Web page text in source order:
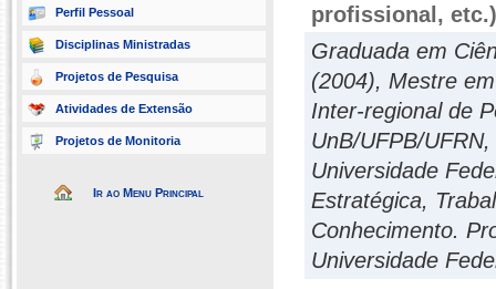
Perfil Pessoal
Disciplinas Ministradas
Projetos de Pesquisa
Atividades de Extensão
Projetos de Monitoria
Ir ao Menu Principal
profissional, etc.)
Graduada em
(2004), Mestre
Inter-regional de
UnB/UFPB/
Universidade
Estratégica,
Conhecimento.
Universidade